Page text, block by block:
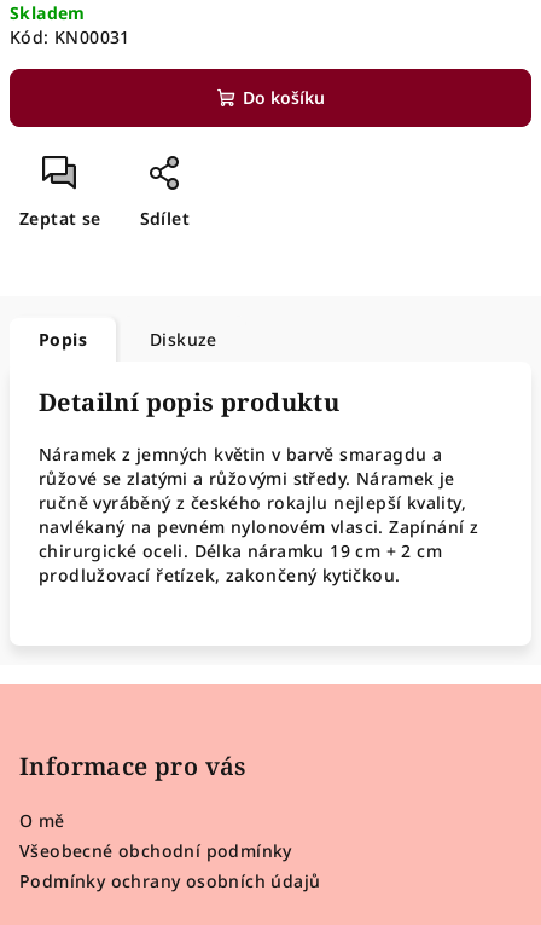
cena:
Skladem
Kód: KN00031
Do košíku
Zeptat se Sdílet
Popis Diskuze
Detailní popis produktu
Náramek z jemných květin v barvě smaragdu a
růžové se zlatými a růžovými středy. Náramek je
ručně vyráběný z českého rokajlu nejlepší kvality,
navlékaný na pevném nylonovém vlasci. Zapínání z
chirurgické oceli. Délka náramku 19 cm + 2 cm
prodlužovací řetízek, zakončený kytičkou.
Informace pro vás
O mě
Všeobecné obchodní podmínky
Podmínky ochrany osobních údajů